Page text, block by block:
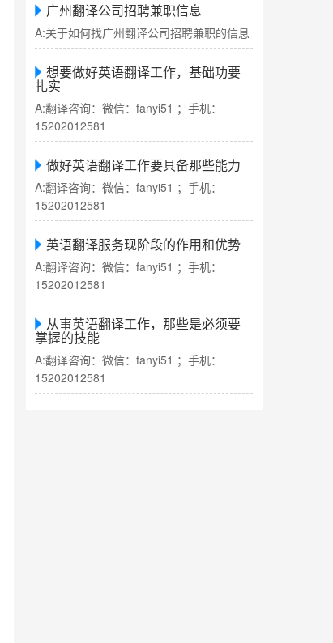
广州翻译公司招聘兼职信息
A:关于如何找广州翻译公司招聘兼职的信息
想要做好英语翻译工作，基础功要
扎实
A:翻译咨询：微信：fanyi51 ；手机：
15202012581
做好英语翻译工作要具备那些能力
A:翻译咨询：微信：fanyi51 ；手机：
15202012581
英语翻译服务现阶段的作用和优势
A:翻译咨询：微信：fanyi51 ；手机：
15202012581
从事英语翻译工作，那些是必须要
掌握的技能
A:翻译咨询：微信：fanyi51 ；手机：
15202012581